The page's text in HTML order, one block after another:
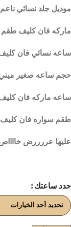
موديل جلد نسائي ناعم
ماركه فان كليف طقم
ساعه نسائي فان
حجم ساعه صغير
ساعه ماركه فان
طقم سواره فان كليف
عليها عررررض
حدد ساعتك